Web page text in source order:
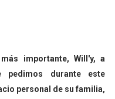
importante, Will'y, a
pedimos durante este
personal de su familia,